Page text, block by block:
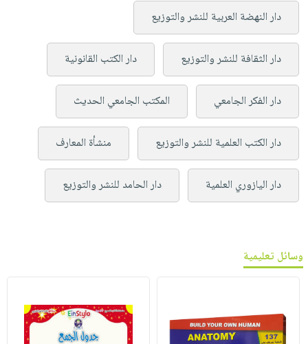
دار النهضة العربية للنشر والتوزيع
دار الثقافة للنشر والتوزيع دار الكتب القانونية
دار الفكر الجامعي المكتب الجامعي الحديث
دار الكتب العلمية للنشر والتوزيع منشأة المعارف
دار اليازوري العلمية دار الحامد للنشر والتوزيع
وسائل تعليمية